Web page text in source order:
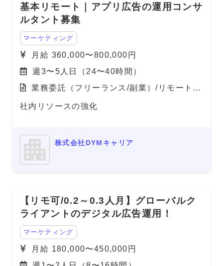
基本リモート｜アプリ広告の運用コンサ
ルタント募集
マーケティング
月給 360,000〜800,000円
週3〜5人日（24〜40時間）
業務委託（フリーランス/副業）/リモート
社内リソースの強化
株式会社DYMキャリア
【リモ可/0.2～0.3人月】グローバルク
ライアントのデジタル広告運用！
マーケティング
月給 180,000〜450,000円